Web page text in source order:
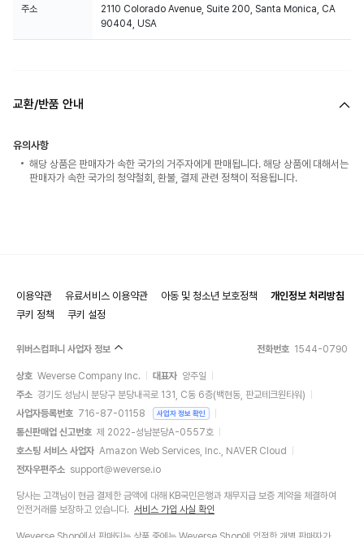
주소
2110 Colorado Avenue, Suite 200, Santa Monica, CA
90404, USA
교환/반품 안내
유의사항
해당 상품은 판매자가 속한 국가의 거주자에게 판매됩니다. 해당 상품에 대해서는
판매자가 속한 국가의 청약철회, 환불, 결제 관련 정책이 적용됩니다.
이용약관 유료서비스 이용약관 아동 및 청소년 보호정책
개인정보 처리방침
쿠키 정책
쿠키 설정
위버스컴퍼니 사업자 정보 전화번호 1544-0790
상호 Weverse Company Inc. 대표자 양주일
주소 경기도 성남시 분당구 분당내곡로 131, C동 6층(백현동, 판교테크원타워)
사업자등록번호 716-87-01158 사업자 정보 확인
통신판매업 신고번호 제 2022-성남분당A-0557호
호스팅 서비스 사업자 Amazon Web Services, Inc., NAVER Cloud
전자우편주소 support@weverse.io
당사는 고객님이 현금 결제한 금액에 대해 KB국민은행과 채무지급 보증 계약을 체결하여
안전거래를 보장하고 있습니다. 서비스 가입 사실 확인